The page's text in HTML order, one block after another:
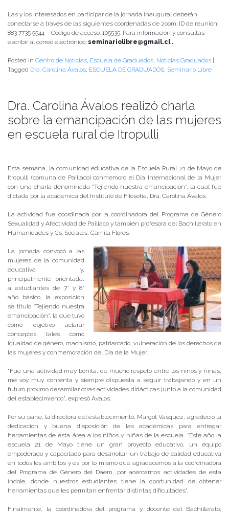
Las y los interesados en participar de la jornada inaugural deberán
conectarse a través de las siguientes coordenadas de zoom: ID de reunión:
883 7735 5544 – Código de acceso: 105535. Para información y consultas
escribir al correo electrónico: seminariolibre@gmail.cl .
Posted in Centro de Noticias, Escuela de Graduados, Noticias Graduados |
Tagged Dra. Carolina Ávalos, ESCUELA DE GRADUADOS, Seminario Libre
Dra. Carolina Ávalos realizó charla
sobre la emancipación de las mujeres
en escuela rural de Itropulli
Esta semana, la comunidad educativa de la Escuela Rural 21 de Mayo de
Itropulli (comuna de Paillaco) conmemoró el Día Internacional de la Mujer
con una charla denominada “Tejiendo nuestra emancipación”, la cual fue
dictada por la académica del Instituto de Filosofía, Dra. Carolina Ávalos.
La actividad fue coordinada por la coordinadora del Programa de Género
Sexualidad y Afectividad de Paillaco y también profesora del Bachillerato en
Humanidades y Cs. Sociales, Camila Flores.
La jornada convocó a las
mujeres de la comunidad
educativa y,
principalmente orientada,
a estudiantes de 7° y 8°
año básico, la exposición
se tituló “Tejiendo nuestra
emancipación”, la que tuvo
como objetivo aclarar
conceptos tales como
igualdad de género, machismo, patriarcado, vulneración de los derechos de
las mujeres y conmemoración del Día de la Mujer.
“Fue una actividad muy bonita, de mucho respeto entre los niños y niñas,
me voy muy contenta y siempre dispuesta a seguir trabajando y en un
futuro próximo desarrollar otras actividades didácticas junto a la comunidad
del establecimiento”, expresó Ávalos.
Por su parte, la directora del establecimiento, Margot Vásquez, agradeció la
dedicación y buena disposición de las académicas para entregar
herramientas de esta área a los niños y niñas de la escuela. “Este año la
escuela 21 de Mayo tiene un gran proyecto educativo, un equipo
empoderado y capacitado para desarrollar un trabajo de calidad educativa
en todos los ámbitos y es por lo mismo que agradecemos a la coordinadora
del Programa de Género del Daem, por acercarnos actividades de esta
índole, donde nuestros estudiantes tiene la oportunidad de obtener
herramientas que les permitan enfrentar distintas dificultades”.
Finalmente, la coordinadora del programa y docente del Bachillerato,